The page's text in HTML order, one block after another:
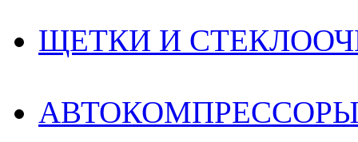
ЩЕТКИ И